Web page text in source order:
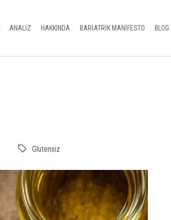
ANALİZ HAKKINDA BARİATRİK MANİFESTO BLOG
Glutensiz